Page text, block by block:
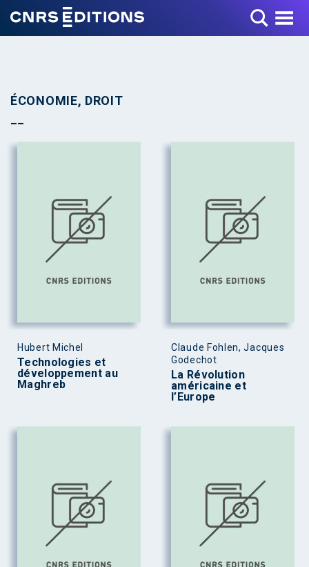
Toggle Menu
ÉCONOMIE, DROIT
Hubert Michel
Technologies et
développement au
Maghreb
Claude Fohlen, Jacques
Godechot
La Révolution
américaine et
l’Europe